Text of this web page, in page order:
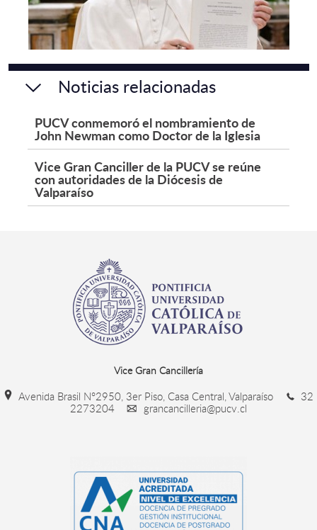
Noticias relacionadas
PUCV conmemoró el nombramiento de
John Newman como Doctor de la Iglesia
Vice Gran Canciller de la PUCV se reúne
con autoridades de la Diócesis de
Valparaíso
Vice Gran Cancillería
Avenida Brasil N°2950, 3er Piso, Casa Central, Valparaíso
32
2273204
grancancilleria@pucv.cl